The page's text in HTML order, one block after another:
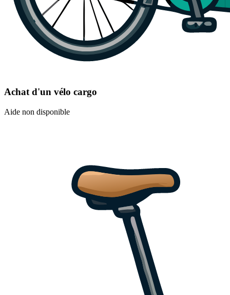
Achat d'un vélo cargo
Aide non disponible